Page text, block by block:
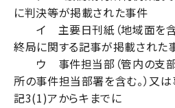
に判決等が掲載された事件
イ 主要日刊紙（地域面を含
終局に関する記事が掲載された
ウ 事件担当部（管内の支部
所の事件担当部署を含む。）又
記3(1)アからキまでに